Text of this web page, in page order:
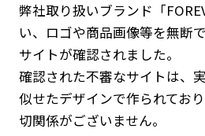
弊社取り扱いブランド「
い、ロゴや商品画像等を無断
サイトが確認されました。
確認された不審なサイトは、
似せたデザインで作られてお
切関係がございません。